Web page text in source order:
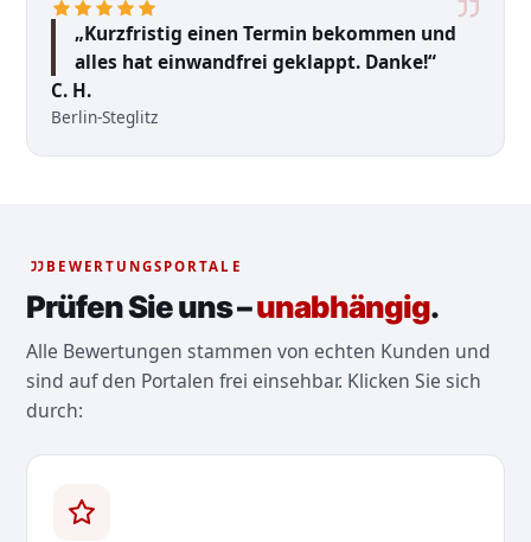
„Kurzfristig einen Termin bekommen und
alles hat einwandfrei geklappt. Danke!“
C. H.
Berlin-Steglitz
BEWERTUNGSPORTALE
Prüfen Sie uns –unabhängig.
Alle Bewertungen stammen von echten Kunden und
sind auf den Portalen frei einsehbar. Klicken Sie sich
durch: